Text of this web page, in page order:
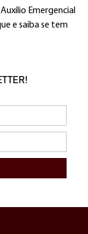
Emergencial
e saiba se tem